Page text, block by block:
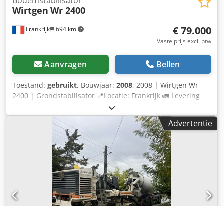
Frankrijk 694 km
Wirtgen Wr 2400
€ 79.000
Vaste prijs excl. btw
Aanvragen Bellen
Toestand: gebruikt, Bouwjaar: 2008, 2008 | Wirtgen Wr
2400 | Grondstabilisator 📍Locatie: Frankrijk 🚛 Levering
mogelijk naar uw bestemming – Gebruik onze
transportcalculator om de vervoerskosten in te schatten! 💰
Direct kopen voor EUR 79.000 of doe een bod. Betaling bij
levering mogelijk tegen een aantrekkelijk tarief (onder
voorbehoud van goedkeuring)* 👷‍♂️ Geïnspecteerd door een
onafhankelijke expert 21 inspectiepunten, 18 goedgekeurd
✅ 3 met gebreken ℹ️ 0 kritieke punten ⚠️ 📌 Opmerking van
de inspecteur: De machine was operationeel en alle
functies werkten tijdens de inspectie. De sproei-installatie
werkte echter niet omdat er geen water in de tank zat. De
Advertentie